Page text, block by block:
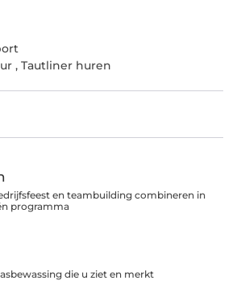
,Tautliner huren
en teambuilding combineren in
programma
die u ziet en merkt